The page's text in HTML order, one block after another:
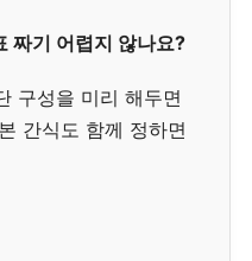
짜기 어렵지 않나요?
구성을 미리 해두면
간식도 함께 정하면